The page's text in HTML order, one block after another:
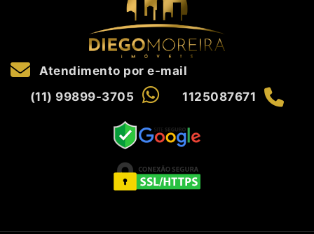
Atendimento por e-mail
(11) 99899-3705
1125087671